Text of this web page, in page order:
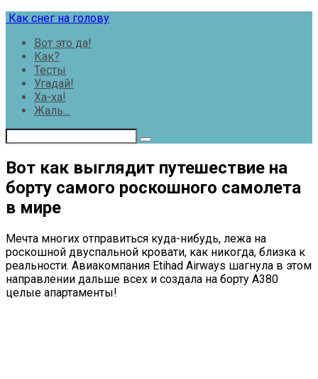
Перейти
контенту
Как снег на голову
Вот это да!
Как?
Тесты
Угадай!
Ха-ха!
Жаль…
Вот как выглядит путешествие на
борту самого роскошного самолета
в мире
Мечта многих отправиться куда-нибудь, лежа на
роскошной двуспальной кровати, как никогда, близка к
реальности. Авиакомпания Etihad Airways шагнула в этом
направлении дальше всех и создала на борту А380
целые апартаменты!